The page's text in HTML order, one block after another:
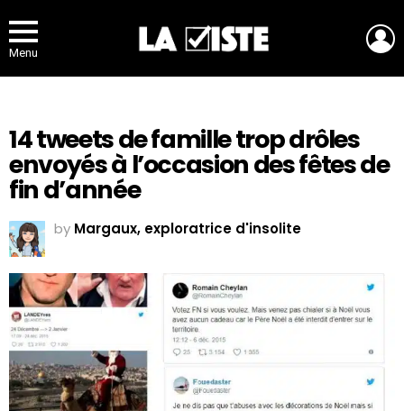
Menu
14 tweets de famille trop drôles
envoyés à l’occasion des fêtes de
fin d’année
by Margaux, exploratrice d'insolite